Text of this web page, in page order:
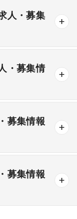
総合診療科
咽喉科
その他
人・募集
ィブ制度あり
ャリア歓迎
・募集情
募集情報
募集情報